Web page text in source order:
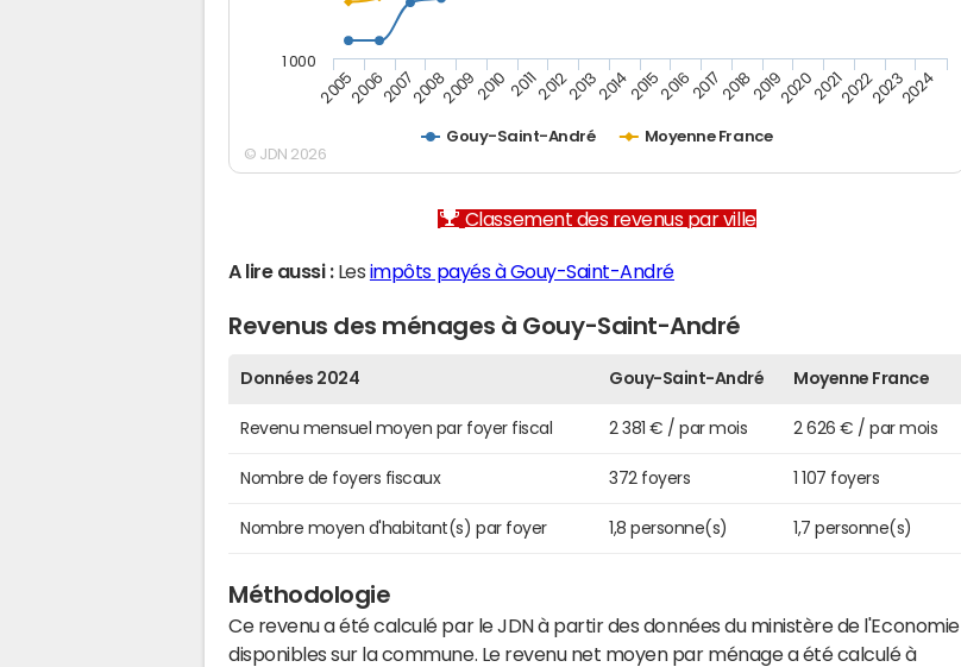
Gouy-Saint-André Moyenne France
200520062007200820092010 20112012201320142015201620172018201920202021202220232024
1 000
© JDN 2026
Classement des revenus par ville
A lire aussi :Les impôts payés à Gouy-Saint-André
Revenus des ménages à Gouy-Saint-André
Données 2024 Gouy-Saint-André Moyenne France
Revenu mensuel moyen par foyer fiscal 2 381 € / par mois 2 626 € / par mois
Nombre de foyers fiscaux 372 foyers 1 107 foyers
Nombre moyen d'habitant(s) par foyer 1,8 personne(s) 1,7 personne(s)
Méthodologie
Ce revenu a été calculé par le JDN à partir des données du ministère de l'Economie
disponibles sur la commune. Le revenu net moyen par ménage a été calculé à